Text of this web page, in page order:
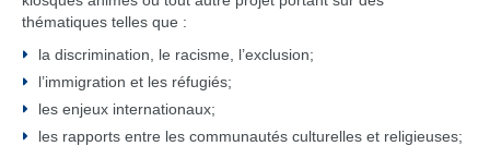
thématiques telles que :
la discrimination, le racisme, l’exclusion;
l’immigration et les réfugiés;
les enjeux internationaux;
les rapports entre les communautés culturelles et religieuses;